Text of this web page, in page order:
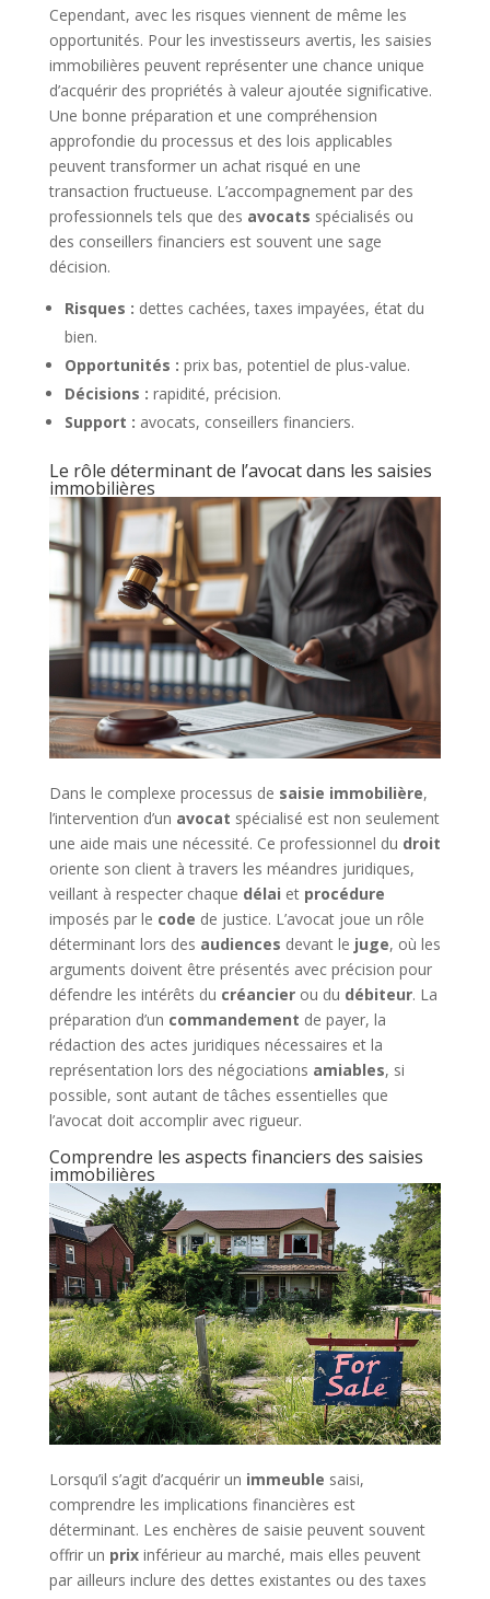
Cependant, avec les risques viennent de même les
opportunités. Pour les investisseurs avertis, les saisies
immobilières peuvent représenter une chance unique
d’acquérir des propriétés à valeur ajoutée significative.
Une bonne préparation et une compréhension
approfondie du processus et des lois applicables
peuvent transformer un achat risqué en une
transaction fructueuse. L’accompagnement par des
professionnels tels que des avocats spécialisés ou
des conseillers financiers est souvent une sage
décision.
Risques : dettes cachées, taxes impayées, état du
bien.
Opportunités : prix bas, potentiel de plus-value.
Décisions : rapidité, précision.
Support : avocats, conseillers financiers.
Le rôle déterminant de l’avocat dans les saisies
immobilières
Dans le complexe processus de saisie immobilière,
l’intervention d’un avocat spécialisé est non seulement
une aide mais une nécessité. Ce professionnel du droit
oriente son client à travers les méandres juridiques,
veillant à respecter chaque délai et procédure
imposés par le code de justice. L’avocat joue un rôle
déterminant lors des audiences devant le juge, où les
arguments doivent être présentés avec précision pour
défendre les intérêts du créancierou du débiteur. La
préparation d’un commandement de payer, la
rédaction des actes juridiques nécessaires et la
représentation lors des négociations amiables, si
possible, sont autant de tâches essentielles que
l’avocat doit accomplir avec rigueur.
Comprendre les aspects financiers des saisies
immobilières
Lorsqu’il s’agit d’acquérir un immeuble saisi,
comprendre les implications financières est
déterminant. Les enchères de saisie peuvent souvent
offrir un prixinférieur au marché, mais elles peuvent
par ailleurs inclure des dettes existantes ou des taxes